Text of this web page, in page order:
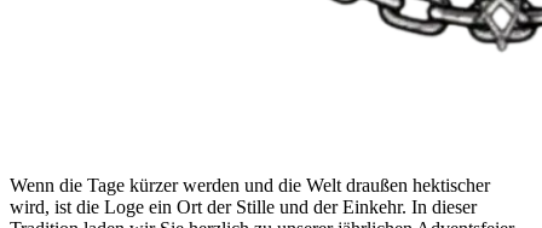
Wenn die Tage kürzer werden und die Welt draußen hektischer
wird, ist die Loge ein Ort der Stille und der Einkehr. In dieser